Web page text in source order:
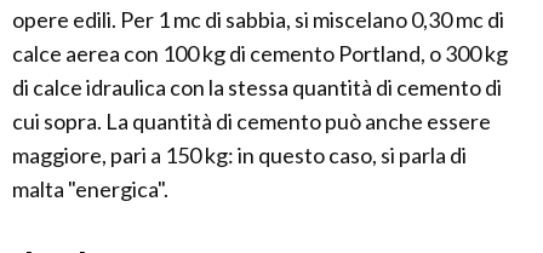
opere edili. Per 1 mc di sabbia, si miscelano 0,30 mc di
calce aerea con 100 kg di cemento Portland, o 300 kg
di calce idraulica con la stessa quantità di cemento di
cui sopra. La quantità di cemento può anche essere
maggiore, pari a 150 kg: in questo caso, si parla di
malta "energica".